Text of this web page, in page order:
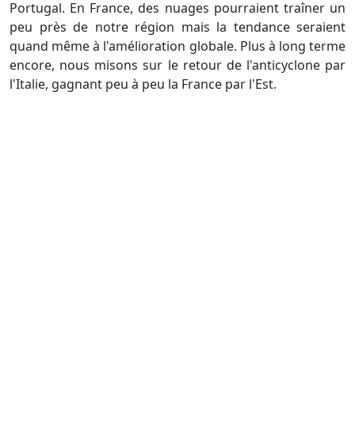
Portugal. En France, des nuages pourraient traîner un
peu près de notre région mais la tendance seraient
quand même à l'amélioration globale. Plus à long terme
encore, nous misons sur le retour de l'anticyclone par
l'Italie, gagnant peu à peu la France par l'Est.